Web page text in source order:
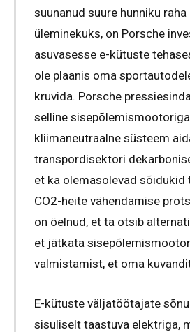
suunanud suure hunniku
üleminekuks, on Porsche
asuvasesse e-kütuste
ole plaanis oma
kruvida. Porsche
selline
kliimaneutraalne süsteem
transpordisektori
et ka olemasolevad sõidukid
CO2-heite vähendamise
on öelnud, et ta otsib
et jätkata
valmistamist, et oma
E-kütuste väljatöötajate
sisuliselt taastuva elektriga,